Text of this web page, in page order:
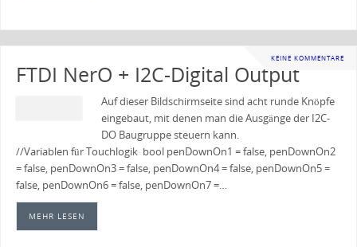
KEINE KOMMENTARE
FTDI NerO + I2C-Digital Output
Auf dieser Bildschirmseite sind acht runde Knöpfe
eingebaut, mit denen man die Ausgänge der I2C-
DO Baugruppe steuern kann.
//Variablen für Touchlogik bool penDownOn1 = false, penDownOn2
= false, penDownOn3 = false, penDownOn4 = false, penDownOn5 =
false, penDownOn6 = false, penDownOn7 =…
MEHR LESEN